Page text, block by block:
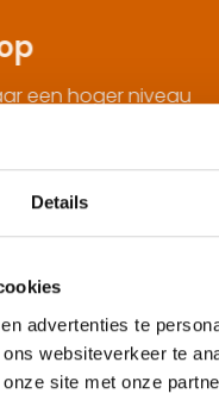
hoger niveau
contact met
35, 5061 CR